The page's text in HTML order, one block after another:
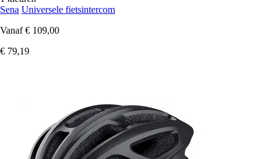
Sena Universele fietsintercom
Vanaf € 109,00
€ 79,19